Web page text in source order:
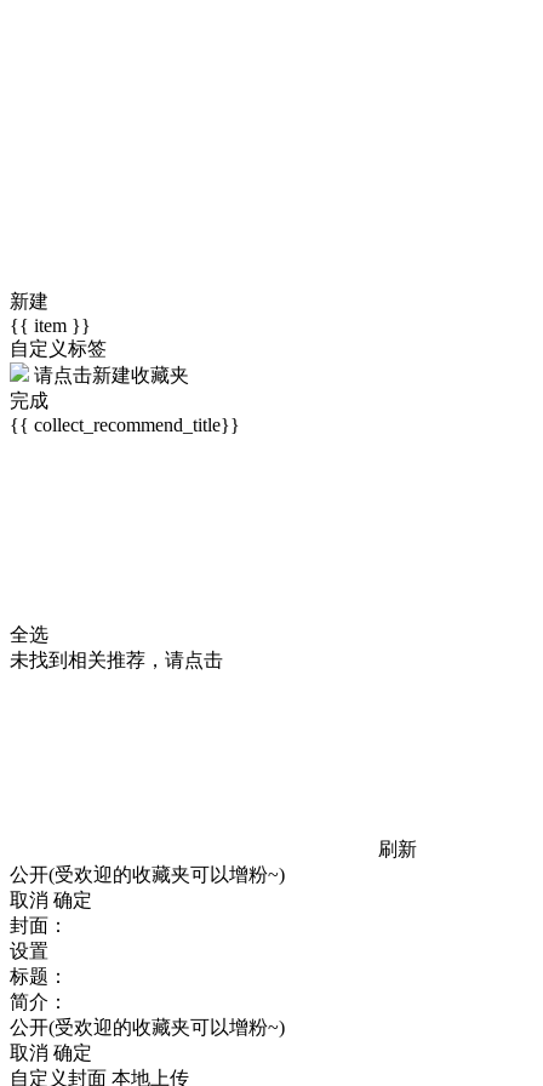
新建
{{ item }}
自定义标签
请点击新建收藏夹
完成
{{ collect_recommend_title}}
全选
未找到相关推荐，请点击
刷新
公开(受欢迎的收藏夹可以增粉~)
取消 确定
封面：
设置
标题：
简介：
公开(受欢迎的收藏夹可以增粉~)
取消 确定
自定义封面 本地上传